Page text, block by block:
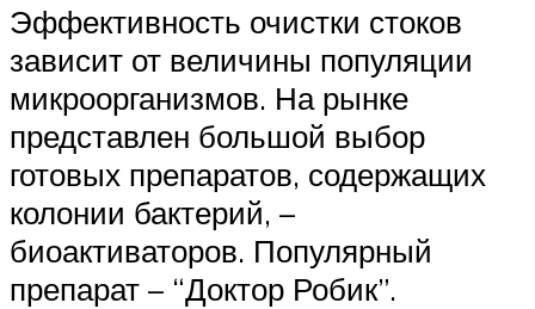
Эффективность очистки стоков
зависит от величины популяции
микроорганизмов. На рынке
представлен большой выбор
готовых препаратов, содержащих
колонии бактерий, –
биоактиваторов. Популярный
препарат – “Доктор Робик”.